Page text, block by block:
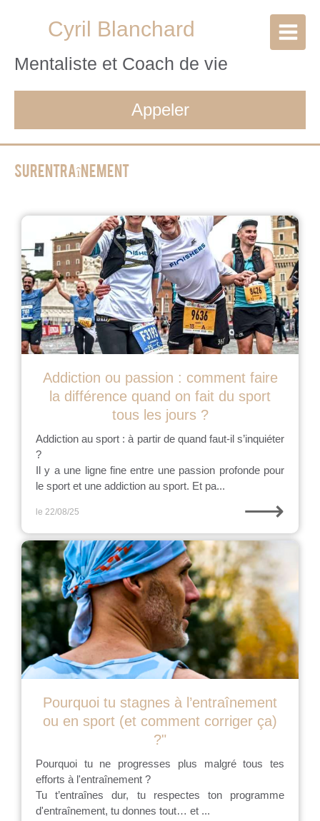
Cyril Blanchard
Mentaliste et Coach de vie
Appeler
Surentraînement
Addiction ou passion : comment faire
la différence quand on fait du sport
tous les jours ?
Addiction au sport : à partir de quand faut-il s’inquiéter
?
Il y a une ligne fine entre une passion profonde pour
le sport et une addiction au sport. Et pa...
le 22/08/25 ⟶
Pourquoi tu stagnes à l’entraînement
ou en sport (et comment corriger ça)
?"
Pourquoi tu ne progresses plus malgré tous tes
efforts à l'entraînement ?
Tu t’entraînes dur, tu respectes ton programme
d'entraînement, tu donnes tout… et ...